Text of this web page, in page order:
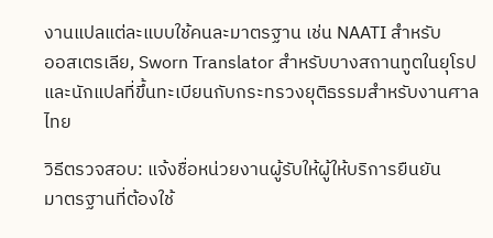
งานแปลแต่ละแบบใช้คนละมาตรฐาน เช่น NAATI สำหรับ
ออสเตรเลีย, Sworn Translator สำหรับบางสถานทูตในยุโรป
และนักแปลที่ขึ้นทะเบียนกับกระทรวงยุติธรรมสำหรับงานศาล
ไทย
วิธีตรวจสอบ: แจ้งชื่อหน่วยงานผู้รับให้ผู้ให้บริการยืนยัน
มาตรฐานที่ต้องใช้